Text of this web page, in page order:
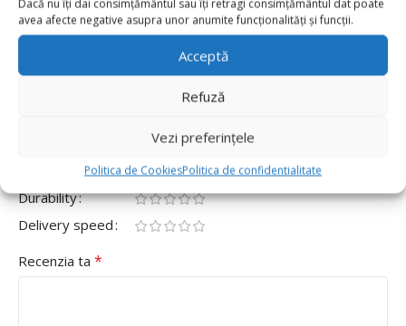
Dacă nu îți dai consimțământul sau îți retragi consimțământul dat poate
avea afecte negative asupra unor anumite funcționalități și funcții.
Acceptă
Refuză
Vezi preferințele
Politica de CookiesPolitica de confidentialitate
0
Fii primul care scrii o recenzie pentru „Set 50 Baloane
Value for money
Durability
Delivery speed
Recenzia ta *